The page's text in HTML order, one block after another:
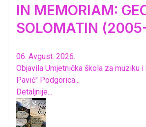
IN MEMORIAM:
SOLOMATIN
06. Avgust. 2026.
Objavila Umjetnička škola za muziku i
Pavić" Podgorica...
Detaljnije...